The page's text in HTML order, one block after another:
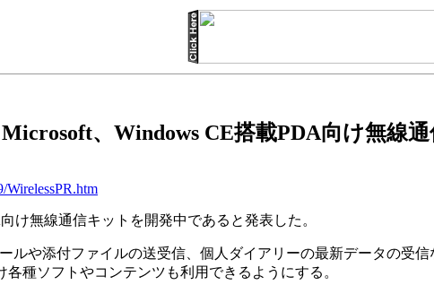
Microsoft、Windows CE搭載PDA向け無線
WirelessPR.htm
け無線通信キットを開発中であると発表した。
や添付ファイルの送受信、個人ダイアリーの最新データの受
種ソフトやコンテンツも利用できるようにする。